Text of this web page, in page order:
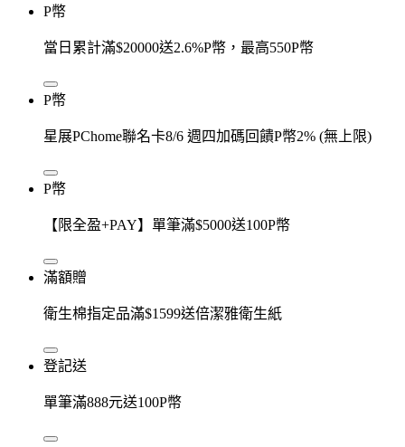
P幣
當日累計滿$20000送2.6%P幣，最高550P幣
P幣
星展PChome聯名卡8/6 週四加碼回饋P幣2% (無上限)
P幣
【限全盈+PAY】單筆滿$5000送100P幣
滿額贈
衛生棉指定品滿$1599送倍潔雅衛生紙
登記送
單筆滿888元送100P幣